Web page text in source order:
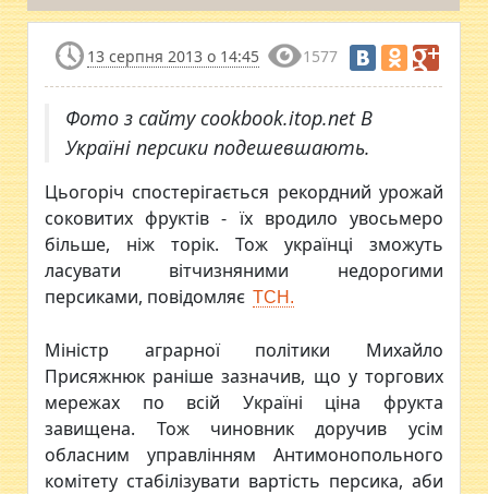
13 серпня 2013 о 14:45 1577
Фото з сайту cookbook.itop.net В
Україні персики подешевшають.
Цьогоріч спостерігається рекордний урожай
соковитих фруктів - їх вродило увосьмеро
більше, ніж торік. Тож українці зможуть
ласувати вітчизняними недорогими
персиками, повідомляє ТСН.
Міністр аграрної політики Михайло
Присяжнюк раніше зазначив, що у торгових
мережах по всій Україні ціна фрукта
завищена. Тож чиновник доручив усім
обласним управлінням Антимонопольного
комітету стабілізувати вартість персика, аби